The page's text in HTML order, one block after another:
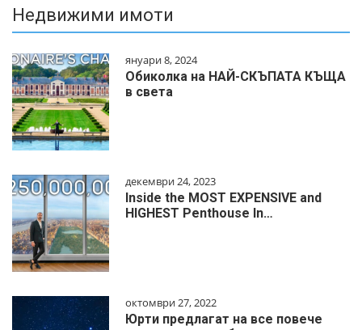
Недвижими имоти
януари 8, 2024
Обиколка на НАЙ-СКЪПАТА КЪЩА
в света
декември 24, 2023
Inside the MOST EXPENSIVE and
HIGHEST Penthouse In…
октомври 27, 2022
Юрти предлагат на все повече